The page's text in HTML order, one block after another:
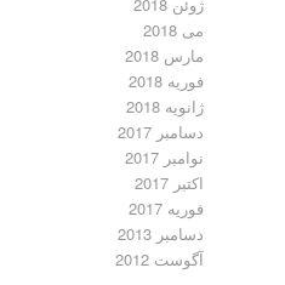
می 2018
مارس 2018
فوریه 2018
ژانویه 2018
دسامبر 2017
نوامبر 2017
اکتبر 2017
فوریه 2017
دسامبر 2013
آگوست 2012